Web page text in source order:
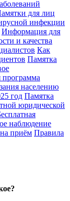
для лиц
инфекции
Информация для
и качества
Как
Памятка
программа
населению
год Памятка
юридической
наблюдение
приём Правила